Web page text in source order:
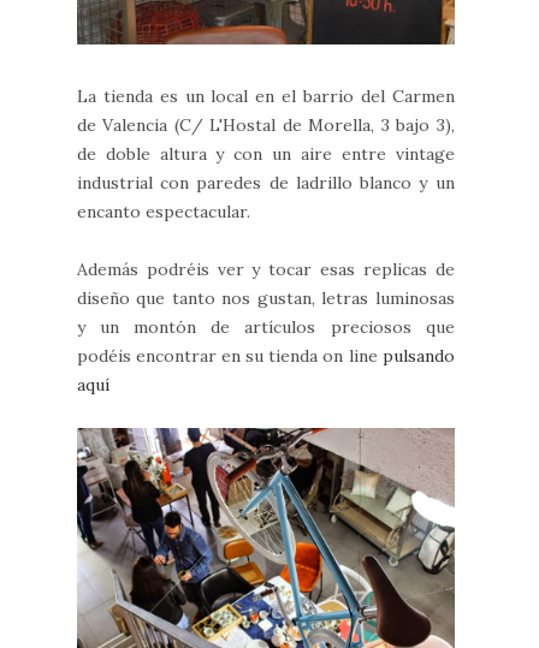
La tienda es un local en el barrio del Carmen
de Valencia (C/ L'Hostal de Morella, 3 bajo 3),
de doble altura y con un aire entre vintage
industrial con paredes de ladrillo blanco y un
encanto espectacular.
Además podréis ver y tocar esas replicas de
diseño que tanto nos gustan, letras luminosas
y un montón de artículos preciosos que
podéis encontrar en su tienda on line pulsando
aquí